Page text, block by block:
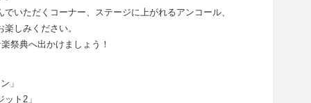
いただくコーナー、ステージに上がれるアンコール、
しみください。
祭典へ出かけましょう！
」
ト2」